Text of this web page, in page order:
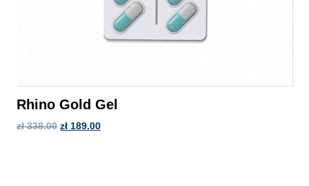
Rhino Gold Gel
zł338.00 zł 189.00